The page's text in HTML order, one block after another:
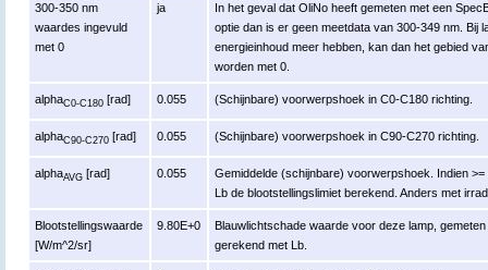
300-350 nm
waardes ingevuld
met 0
ja
In het geval dat OliNo heeft gemeten met een
optie dan is er geen meetdata van 300-349 nm. Bij
energieinhoud meer hebben, kan dan het gebied
worden met 0.
alphaC0-C180 [rad] 0.055 (Schijnbare) voorwerpshoek in C0-C180 richting.
alphaC90-C270 [rad] 0.055 (Schijnbare) voorwerpshoek in C90-C270 richting.
alphaAVG [rad] 0.055
Gemiddelde (schijnbare) voorwerpshoek. Indien
Lb de blootstellingslimiet berekend. Anders met
Blootstellingswaarde
[W/m^2/sr]
9.80E+0
Blauwlichtschade waarde voor deze lamp,
gerekend met Lb.